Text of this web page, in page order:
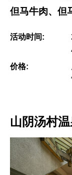
但马牛肉、但
活动时间:
价格:
山阴汤村